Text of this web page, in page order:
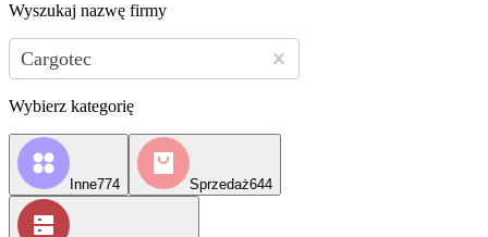
Wyszukaj nazwę firmy
Cargotec
Wybierz kategorię
Inne774 Sprzedaż644